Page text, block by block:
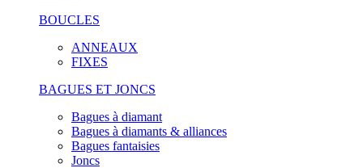
BOUCLES
ANNEAUX
FIXES
BAGUES ET JONCS
Bagues à diamant
Bagues à diamants & alliances
Bagues fantaisies
Joncs